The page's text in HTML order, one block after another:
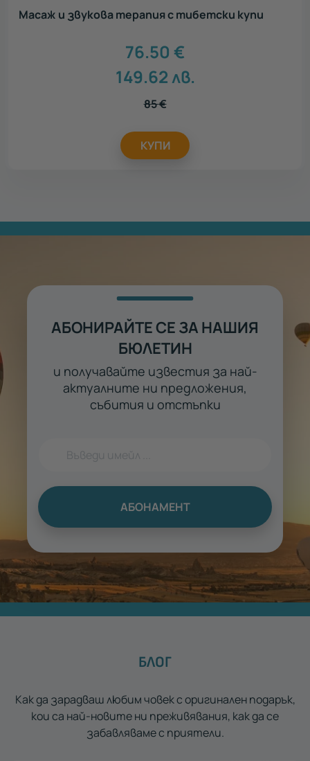
Масаж и звукова терапия с тибетски купи
76.50 €
149.62лв.
85€
КУПИ
АБОНИРАЙТЕ СЕ ЗА НАШИЯ
БЮЛЕТИН
и получавайте известия за най-
актуалните ни предложения,
събития и отстъпки
АБОНАМЕНТ
БЛОГ
Как да зарадваш любим човек с оригинален подарък,
кои са най-новите ни преживявания, как да се
забавляваме с приятели.